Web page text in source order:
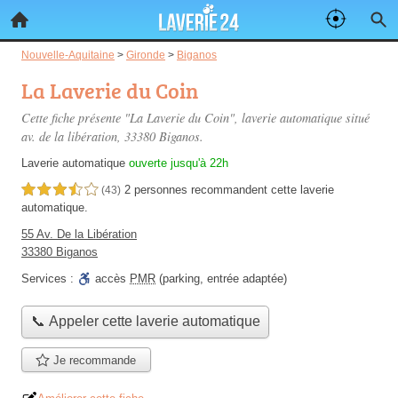
Nouvelle-Aquitaine > Gironde > Biganos
La Laverie du Coin
Cette fiche présente "La Laverie du Coin", laverie automatique situé
av. de la libération, 33380 Biganos.
Laverie automatique ouverte jusqu'à 22h
3,5 étoiles sur 5 (43) 2 personnes recommandent cette laverie
automatique.
55 Av. De la Libération
33380 Biganos
Services :
accès PMR (parking, entrée adaptée)
📞 Appeler cette laverie automatique
Je recommande